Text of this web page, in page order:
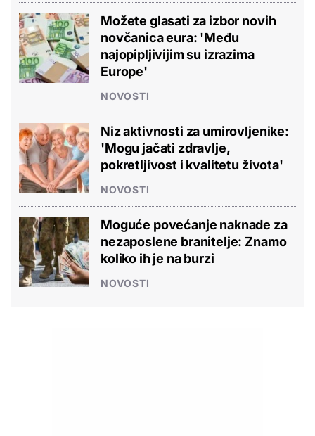
Možete glasati za izbor novih
novčanica eura: 'Među
najopipljivijim su izrazima
Europe'
NOVOSTI
Niz aktivnosti za umirovljenike:
'Mogu jačati zdravlje,
pokretljivost i kvalitetu života'
NOVOSTI
Moguće povećanje naknade za
nezaposlene branitelje: Znamo
koliko ih je na burzi
NOVOSTI